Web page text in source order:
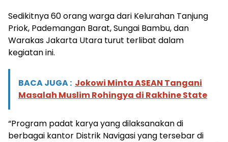
Sedikitnya 60 orang warga dari Kelurahan Tanjung
Priok, Pademangan Barat, Sungai Bambu, dan
Warakas Jakarta Utara turut terlibat dalam
kegiatan ini.
BACA JUGA : Jokowi Minta ASEAN Tangani
Masalah Muslim Rohingya di Rakhine State
“Program padat karya yang dilaksanakan di
berbagai kantor Distrik Navigasi yang tersebar di